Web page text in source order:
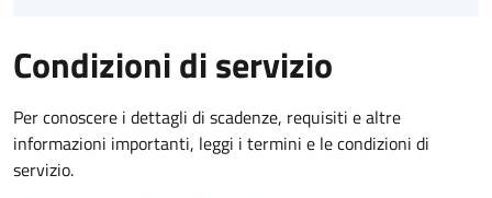
Condizioni di servizio
Per conoscere i dettagli di scadenze, requisiti e altre
informazioni importanti, leggi i termini e le condizioni di
servizio.